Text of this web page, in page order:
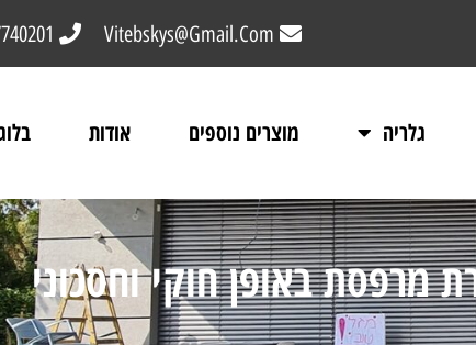
Vitebskys@Gmail.Com
גלריה מוצרים נוספים אודות
מרפסת באופן חוקי וחסכוני